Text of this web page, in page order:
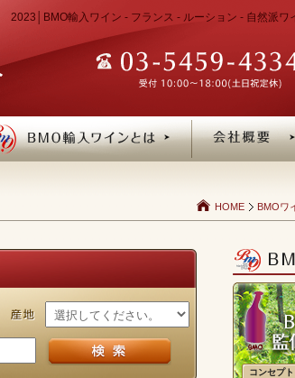
輸入ワイン - フランス - ルーション - 自然派ワ
HOME BMOワ
コンセプト